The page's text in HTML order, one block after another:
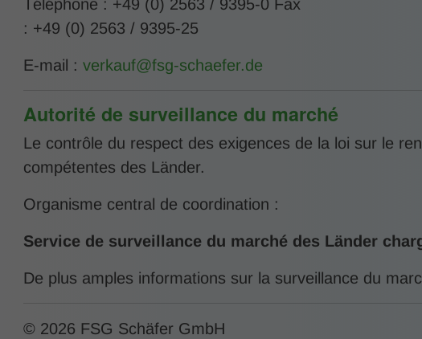
Téléphone : +49 (0) 2563 / 9395-0 Fax
: +49 (0) 2563 / 9395-25
E-mail : verkauf@fsg-schaefer.de
Autorité de surveillance du marché
Le contrôle du respect des exigences de la loi sur le
compétentes des Länder.
Organisme central de coordination :
Service de surveillance du marché des Länder
De plus amples informations sur la surveillance du
© 2026 FSG Schäfer GmbH